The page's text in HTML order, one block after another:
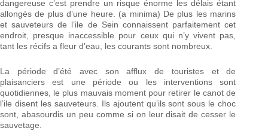
dangereuse c’est prendre un risque énorme les délais étant
allongés de plus d’une heure. (a minima) De plus les marins
et sauveteurs de l’ile de Sein connaissent parfaitement cet
endroit, presque inaccessible pour ceux qui n’y vivent pas,
tant les récifs a fleur d’eau, les courants sont nombreux.
La période d’été avec son afflux de touristes et de
plaisanciers est une période ou les interventions sont
quotidiennes, le plus mauvais moment pour retirer le canot de
l’ile disent les sauveteurs. Ils ajoutent qu’ils sont sous le choc
sont, abasourdis un peu comme si on leur disait de cesser le
sauvetage.